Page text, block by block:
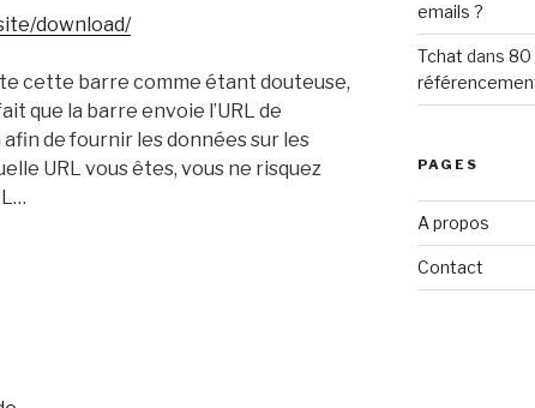
download/
cette barre comme étant douteuse,
que la barre envoie l’URL de
de fournir les données sur les
URL vous êtes, vous ne risquez
emails ?
Tchat dans 80
PAGES
A propos
Contact